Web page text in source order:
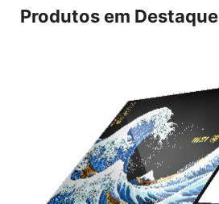
Produtos em Destaque